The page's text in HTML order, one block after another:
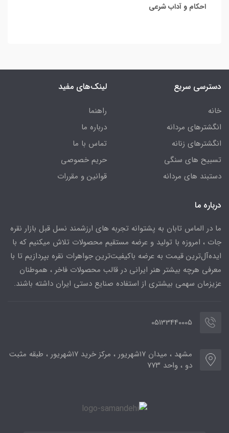
احکام و آداب شرعی
دسترسی سریع
خانه
انگشترهای مردانه
انگشترهای زنانه
تسبیح های سنگی
دستبند های مردانه
لینک‌های مفید
راهنما
درباره ما
تماس با ما
حریم خصوصی
قوانین و مقررات
درباره ما
ما در الماس تابان به پشتوانه تجربه های ارزشمند نسل قبل بازار نقره
جات ، امروزه با تولید و عرضه مستقیم محصولات تلاش میکنیم که با
ایده‌آل‌ترین قیمت به عرضه باکیفیت‌ترین جواهرات نقره بپردازیم تا با
معرفی هرچه بیشتر هنر ایرانی در قالب محصولات فاخر ، هموطنان
عزیزمان سهمی بیشتری از استفاده صنایع دستی ایران داشته باشند.
05133440005
مشهد ، میدان ۱۷شهریور ، مرکز خرید ۱۷شهریور ، طبقه مثبت
دو ، واحد ۷۷۳